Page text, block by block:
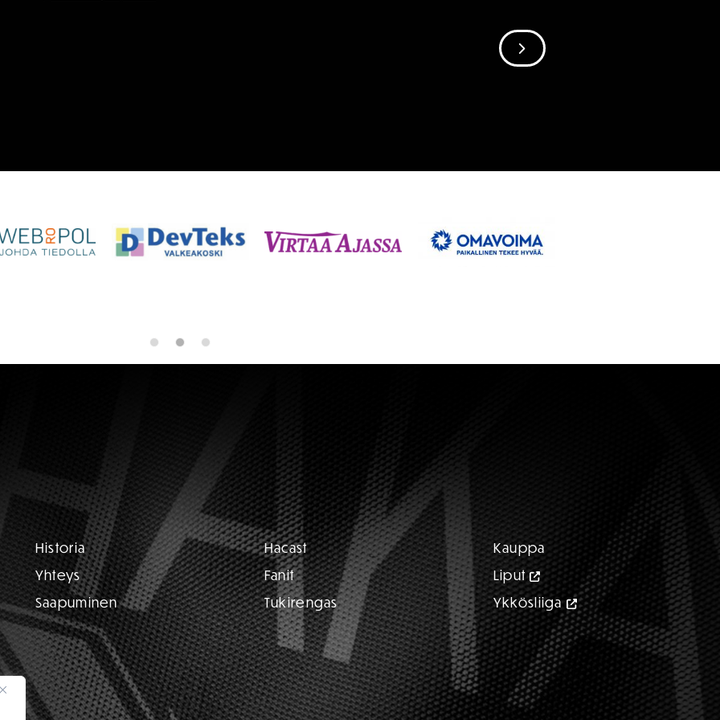
SIIRRY SEURAAVAAN
Historia
Yhteys
Saapuminen
Hacast
Fanit
Tukirengas
Kauppa
Liput
Ykkösliiga